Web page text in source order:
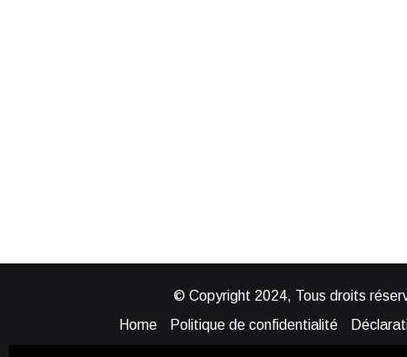
© Copyright 2024, Tous droits
Home
Politique de confidentialité